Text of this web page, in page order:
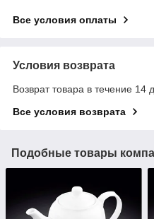
Все условия оплаты
Условия возврата
Возврат товара в течение 14
Все условия возврата
Подобные товары